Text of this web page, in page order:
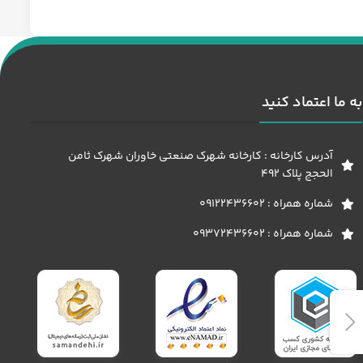
به ما اعتماد کنید
آدرس کارخانه : کارخانه شهرک صنعتی خاوران شهرک ثامن
الحجج پلاک 492
شماره همراه : 09122436602
شماره همراه : 09372436602